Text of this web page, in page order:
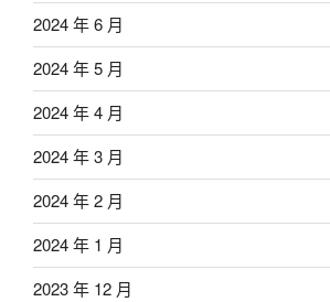
2024 年 6 月
2024 年 5 月
2024 年 4 月
2024 年 3 月
2024 年 2 月
2024 年 1 月
2023 年 12 月